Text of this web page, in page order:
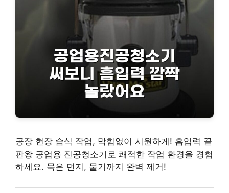
공장 현장 습식 작업, 막힘없이 시원하게! 흡입력 끝
판왕 공업용 진공청소기로 쾌적한 작업 환경을 경험
하세요. 묵은 먼지, 물기까지 완벽 제거!